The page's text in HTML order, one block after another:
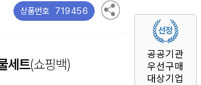
공공기관
우선구매
대상기업
상품번호 719456
세트(쇼핑백)